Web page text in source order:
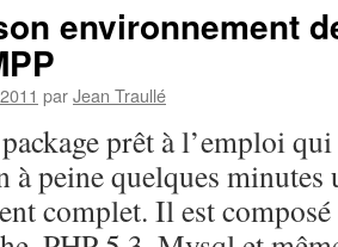
environnement
parJean Traullé
prêt à l’emploi
à peine quelques minutes
complet. Il est